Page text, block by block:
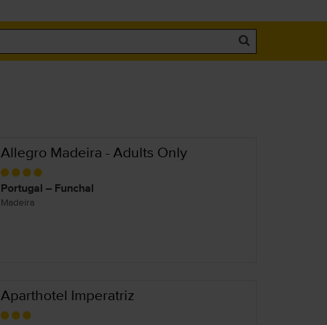
Allegro Madeira - Adults Only
Portugal – Funchal
Madeira
Aparthotel Imperatriz